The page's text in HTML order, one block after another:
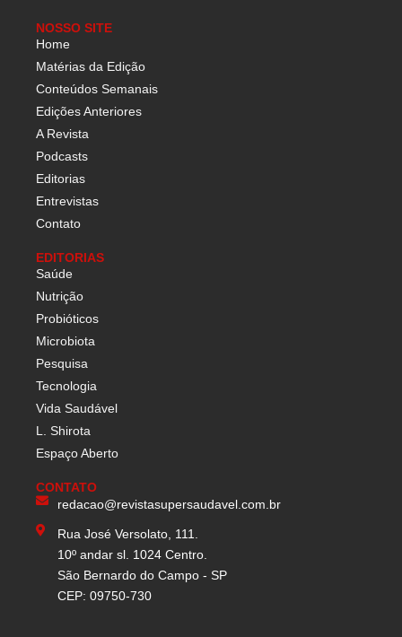
NOSSO SITE
Home
Matérias da Edição
Conteúdos Semanais
Edições Anteriores
A Revista
Podcasts
Editorias
Entrevistas
Contato
EDITORIAS
Saúde
Nutrição
Probióticos
Microbiota
Pesquisa
Tecnologia
Vida Saudável
L. Shirota
Espaço Aberto
CONTATO
redacao@revistasupersaudavel.com.br
Rua José Versolato, 111.
10º andar sl. 1024 Centro.
São Bernardo do Campo - SP
CEP: 09750-730